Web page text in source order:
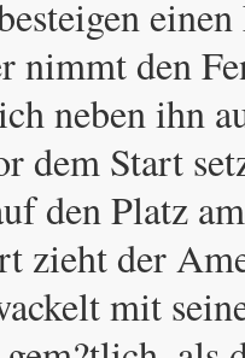
nimmt den
neben ihn
dem Start
den Platz
zieht der
mit